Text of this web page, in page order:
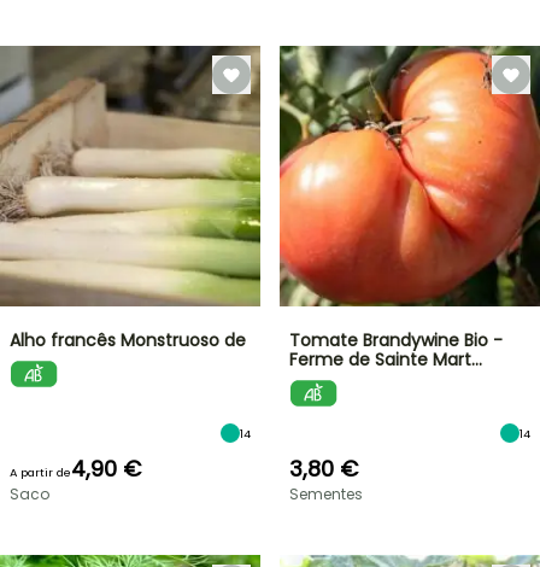
Alho francês Monstruoso de
14
A partir de4,90 €
Saco
Tomate Brandywine Bio -
Ferme de Sainte Mart…
14
3,80 €
Sementes